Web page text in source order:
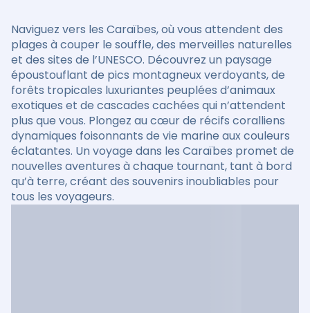
Naviguez vers les Caraïbes, où vous attendent des
plages à couper le souffle, des merveilles naturelles
et des sites de l’UNESCO. Découvrez un paysage
époustouflant de pics montagneux verdoyants, de
forêts tropicales luxuriantes peuplées d’animaux
exotiques et de cascades cachées qui n’attendent
plus que vous. Plongez au cœur de récifs coralliens
dynamiques foisonnants de vie marine aux couleurs
éclatantes. Un voyage dans les Caraïbes promet de
nouvelles aventures à chaque tournant, tant à bord
qu’à terre, créant des souvenirs inoubliables pour
tous les voyageurs.